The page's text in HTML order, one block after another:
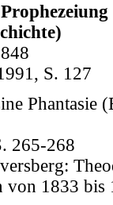
S. 127
Phantasie
265-268
von 1833 bis